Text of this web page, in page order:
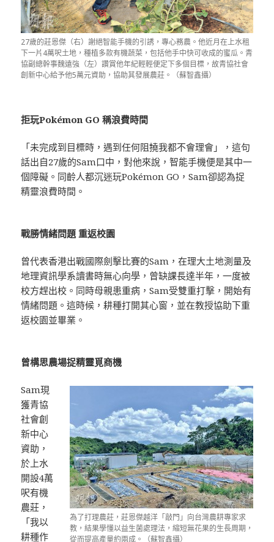
27歲的莊恩傑（右）謝絕智能手機的引誘，專心務農。他近月在上水租
下一片4萬呎土地，種植多款有機蔬菜，包括他手中快可收成的蜜瓜。青
協副總幹事魏遠強（左）讚賞他年紀輕輕便定下多個目標，故青協社會
創新中心給予他5萬元資助，協助其發展農莊。（蘇智鑫攝）
拒玩Pokémon GO 稱浪費時間
「未完成到目標時，遇到任何阻撓我都不會理會」，這句
話出自27歲的Sam口中，對他來說，智能手機便是其中一
個障礙。同齡人都沉迷玩Pokémon GO，Sam卻認為捉
精靈浪費時間。
戰勝情緒問題 重返校園
曾代表香港出戰國際劍擊比賽的Sam，在理大土地測量及
地理資訊學系讀書時無心向學，曾缺課長達半年，一度被
校方趕出校。同時母親患重病，Sam受雙重打擊，開始有
情緒問題。這時候，耕種打開其心窗，並在教授協助下重
返校園並畢業。
曾構思農場捉精靈覓商機
為了打理農莊，莊恩傑越洋「敲門」向台灣農耕專家求
教，結果學懂以益生菌處理法，縮短無花果的生長周期，
從而提高產量約兩成。（蘇智鑫攝）
Sam現
獲青協
社會創
新中心
資助，
於上水
開設4萬
呎有機
農莊，
「我以
耕種作